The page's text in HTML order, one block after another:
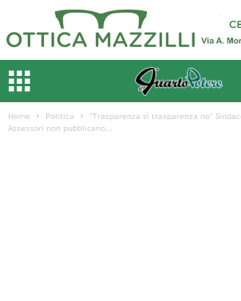
Home Politica
“Trasparenza sì trasparenza no”
Assessori non pubblicano...